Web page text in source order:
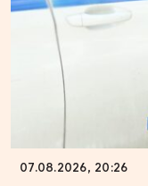
07.08.2026, 20:26